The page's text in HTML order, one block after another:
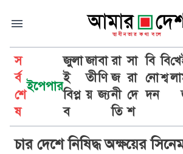
স
র্ব
শে
ষ
ইপেপার
জুলা
ই
বিপ্ল
ব
জা
তী
য়
বা
ণি
জ্য
রা
জ
নী
তি
সা
রা
দে
শ
বি
নো
দন
বি
শ্ব
খে
লা
অক্ষয় কুমার
চার দেশে নিষিদ্ধ অক্ষয়ের